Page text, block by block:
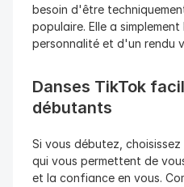
besoin d'être
populaire. Elle a
personnalité et d'un rendu
Danses TikTok
débutants
Si vous débutez,
qui vous permettent de
et la confiance en vous.